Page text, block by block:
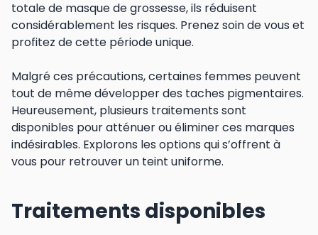
totale de masque de grossesse, ils réduisent
considérablement les risques. Prenez soin de vous et
profitez de cette période unique.
Malgré ces précautions, certaines femmes peuvent
tout de même développer des taches pigmentaires.
Heureusement, plusieurs traitements sont
disponibles pour atténuer ou éliminer ces marques
indésirables. Explorons les options qui s’offrent à
vous pour retrouver un teint uniforme.
Traitements disponibles